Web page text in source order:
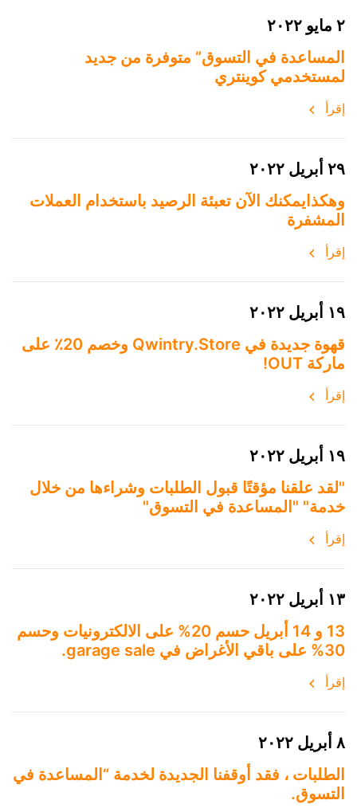
٢ مايو ٢٠٢٢
المساعدة في التسوق” متوفرة من جديد
لمستخدمي كوينتري
إقرأ
٢٩ أبريل ٢٠٢٢
وهكذايمكنك الآن تعبئة الرصيد باستخدام العملات
المشفرة
إقرأ
١٩ أبريل ٢٠٢٢
قهوة جديدة في Qwintry.Store وخصم 20٪ على
ماركة OUT!
إقرأ
١٩ أبريل ٢٠٢٢
"لقد علقنا مؤقتًا قبول الطلبات وشراءها من خلال
خدمة" "المساعدة في التسوق"
إقرأ
١٣ أبريل ٢٠٢٢
13 و 14 أبريل حسم 20% على الالكترونيات وحسم
30% على باقي الأغراض في garage sale.
إقرأ
٨ أبريل ٢٠٢٢
الطلبات ، فقد أوقفنا الجديدة لخدمة “المساعدة في
التسوق.